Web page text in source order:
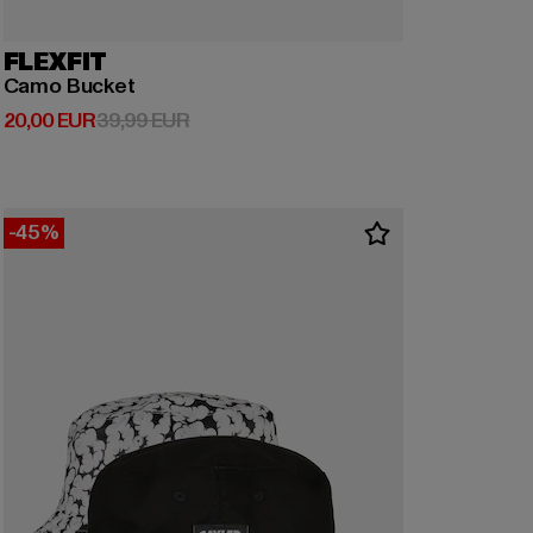
FLEXFIT
Camo Bucket
20,00 EUR
Derzeitiger Preis: 20,00 EUR
39,99 EURAktionspreis: 39,99 EUR
-45%